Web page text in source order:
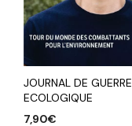
JOURNAL DE GUERRE
ECOLOGIQUE
7,90€